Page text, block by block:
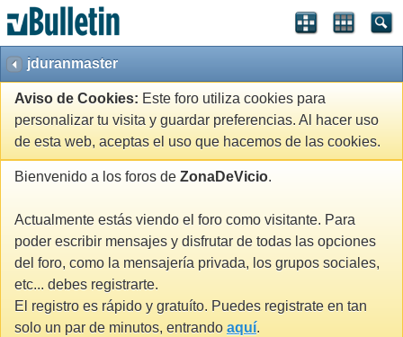
jduranmaster
Aviso de Cookies: Este foro utiliza cookies para
personalizar tu visita y guardar preferencias. Al hacer uso
de esta web, aceptas el uso que hacemos de las cookies.
Bienvenido a los foros de ZonaDeVicio.
Actualmente estás viendo el foro como visitante. Para
poder escribir mensajes y disfrutar de todas las opciones
del foro, como la mensajería privada, los grupos sociales,
etc... debes registrarte.
El registro es rápido y gratuíto. Puedes registrate en tan
solo un par de minutos, entrando aquí.